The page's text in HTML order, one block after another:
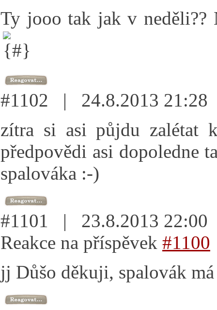
Ty jooo tak jak v neděli??
#1102 | 24.8.2013
zítra si asi půjdu zalétat
předpovědi asi dopoledne
spalováka :-)
#1101 | 23.8.2013
Reakce na příspěvek #1100
jj Důšo děkuji, spalovák